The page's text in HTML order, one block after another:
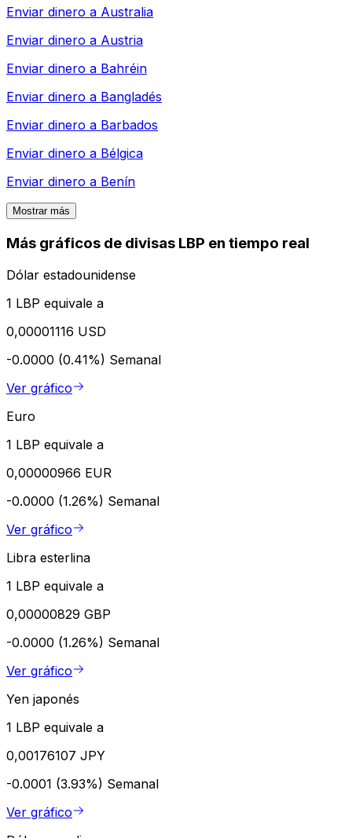
Enviar dinero a Australia
Enviar dinero a Austria
Enviar dinero a Bahréin
Enviar dinero a Bangladés
Enviar dinero a Barbados
Enviar dinero a Bélgica
Enviar dinero a Benín
Mostrar más
Más gráficos de divisas LBP en tiempo real
Dólar estadounidense
1 LBP equivale a
0,00001116 USD
-0.0000 (0.41%) Semanal
Ver gráfico
Euro
1 LBP equivale a
0,00000966 EUR
-0.0000 (1.26%) Semanal
Ver gráfico
Libra esterlina
1 LBP equivale a
0,00000829 GBP
-0.0000 (1.26%) Semanal
Ver gráfico
Yen japonés
1 LBP equivale a
0,00176107 JPY
-0.0001 (3.93%) Semanal
Ver gráfico